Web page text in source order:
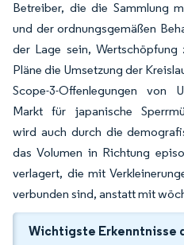
Betreiber, die die Sammlung
und der ordnungsgemäßen
der Lage sein, Wertschöpfung
Pläne die Umsetzung der
Scope-3-Offenlegungen von
Markt für japanische
wird auch durch die
das Volumen in Richtung
verlagert, die mit
verbunden sind, anstatt mit
Wichtigste Erkenntnisse